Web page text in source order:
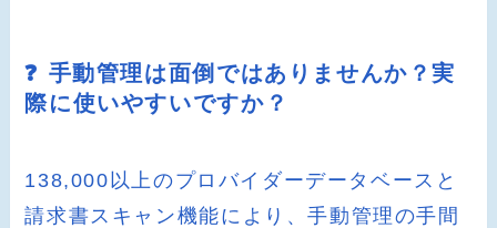
❓ 手動管理は面倒ではありませんか？実
際に使いやすいですか？
138,000以上のプロバイダーデータベースと
請求書スキャン機能により、手動管理の手間